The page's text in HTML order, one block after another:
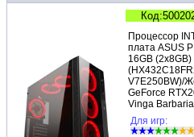
Процессор
плата ASUS
16GB
V7E250BW)/
GeForce
Vinga
Для игр: